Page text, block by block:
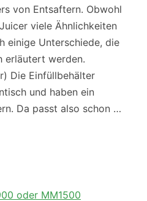
von Entsaftern. Obwohl
viele Ähnlichkeiten
einige Unterschiede, die
erläutert werden.
Die Einfüllbehälter
und haben ein
Da passt also schon …